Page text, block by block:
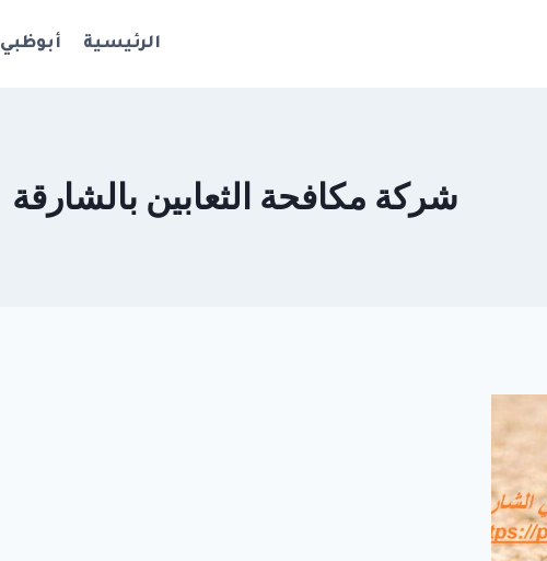
الرئيسية أبوظبي
شركة مكافحة الثعابين بالشارقة